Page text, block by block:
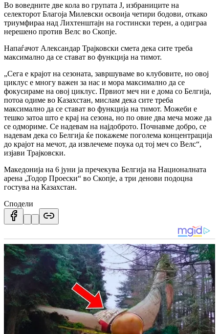
Во воведните две кола во групата Ј, избраниците на
селекторот Благоја Милевски освоија четири бодови, откако
триумфираа над Лихтенштајн на гостински терен, а одиграа
нерешено против Велс во Скопје.
Напаѓачот Александар Трајковски смета дека сите треба
максимално да се стават во функција на тимот.
„Сега е крајот на сезоната, завршуваме во клубовите, но овој
циклус е многу важен за нас и мора максимално да се
фокусираме на овој циклус. Првиот меч ни е дома со Белгија,
потоа одиме во Казахстан, мислам дека сите треба
максимално да се стават во функција на тимот. Можеби е
тешко затоа што е крај на сезона, но по овие два меча може да
се одмориме. Се надевам на најдоброто. Почнавме добро, се
надевам дека со Белгија ќе покажеме поголема концентрација
до крајот на мечот, да извлечеме поука од тој меч со Велс“,
изјави Трајковски.
Македонија на 6 јуни ја пречекува Белгија на Националната
арена „Тодор Проески“ во Скопје, а три денови подоцна
гостува на Казахстан.
Сподели